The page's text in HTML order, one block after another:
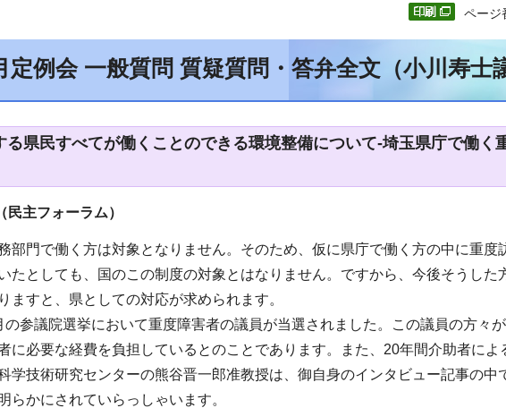
ページ
定例会 一般質問 質疑質問・答弁全文（小川寿士
る県民すべてが働くことのできる環境整備について-埼玉県庁で働く
主フォーラム）
部門で働く方は対象となりません。そのため、仮に県庁で働く方の中に重度
たとしても、国のこの制度の対象とはなりません。ですから、今後そうした
ますと、県としての対応が求められます。
参議院選挙において重度障害者の議員が当選されました。この議員の方々
に必要な経費を負担しているとのことであります。また、20年間介助者によ
学技術研究センターの熊谷晋一郎准教授は、御自身のインタビュー記事の
らかにされていらっしゃいます。